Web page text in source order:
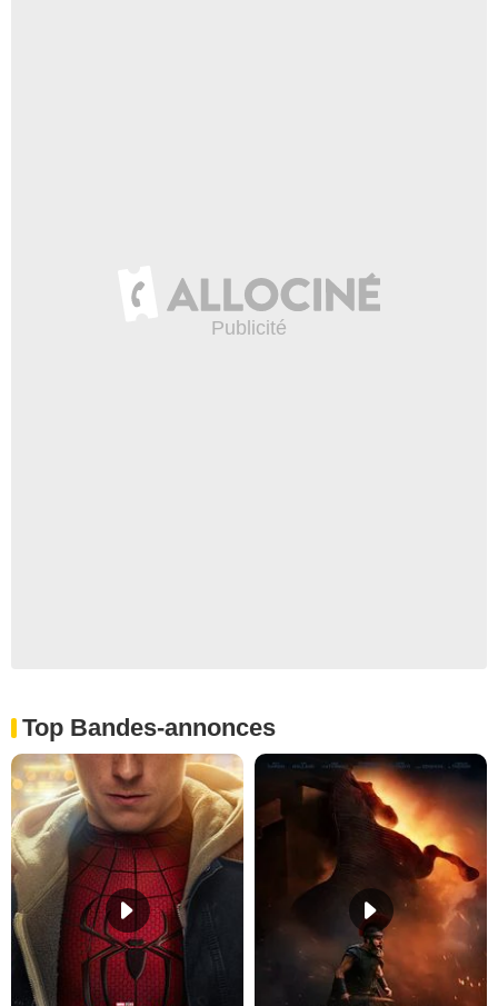
Top Bandes-annonces